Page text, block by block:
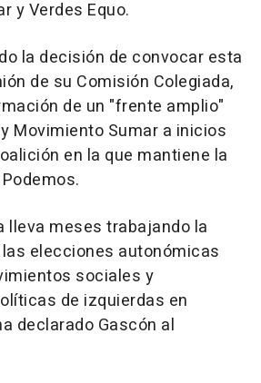
y Verdes Equo.
la decisión de convocar esta
de su Comisión Colegiada,
de un "frente amplio"
Movimiento Sumar a inicios
en la que mantiene la
lleva meses trabajando la
elecciones autonómicas
sociales y
de izquierdas en
declarado Gascón al